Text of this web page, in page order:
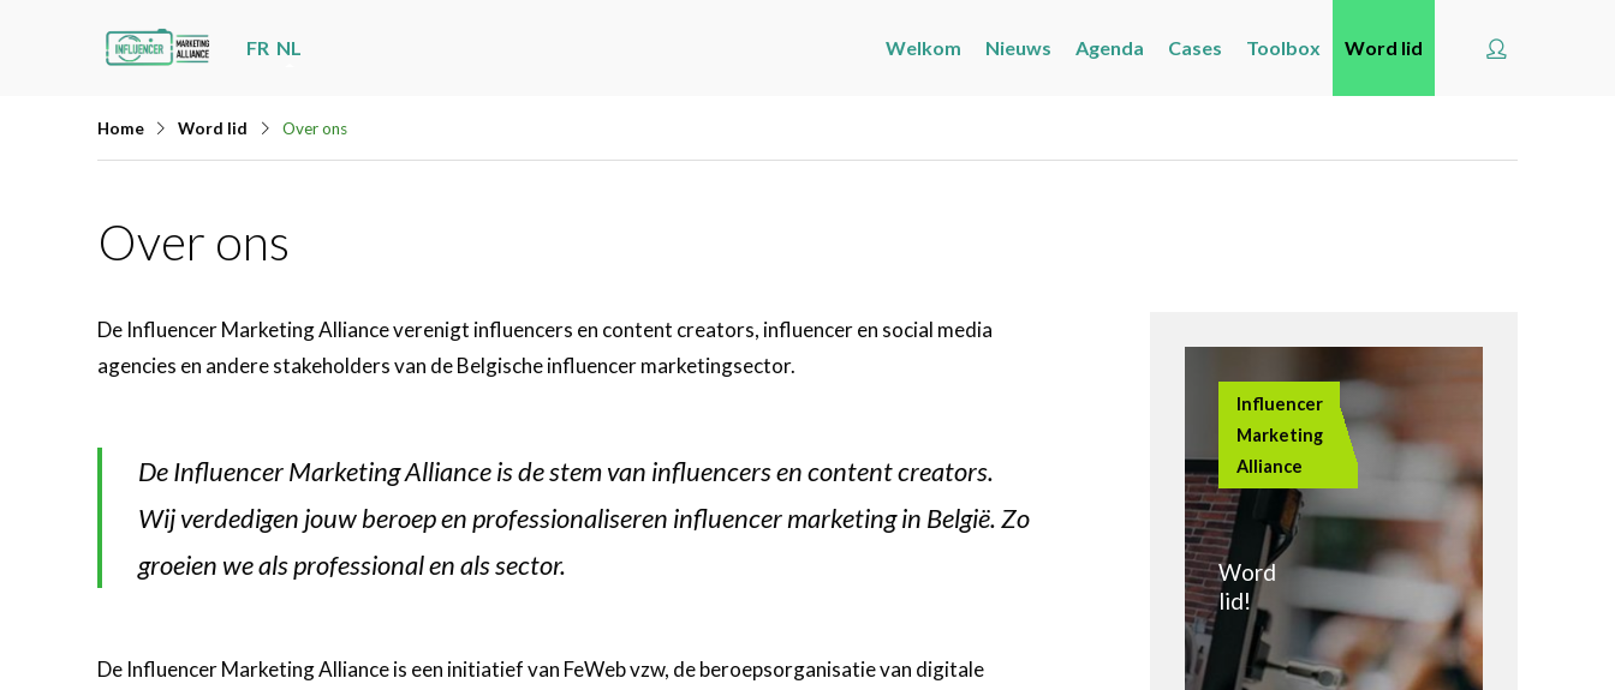
content
FR NL Welkom Nieuws Agenda Cases Toolbox Word lid
Home Word lid Over ons
Over ons
De Influencer Marketing Alliance verenigt influencers en content creators, influencer en social media
agencies en andere stakeholders van de Belgische influencer marketingsector.
De Influencer Marketing Alliance is de stem van influencers en content creators.
Wij verdedigen jouw beroep en professionaliseren influencer marketing in België. Zo
groeien we als professional en als sector.
De Influencer Marketing Alliance is een initiatief van FeWeb vzw, de beroepsorganisatie van digitale
Influencer
Marketing
Alliance
Word
lid!
Welkom
Over ons
Je lidmaatschap
Het Memorandum
Contact
Account
Zoeken